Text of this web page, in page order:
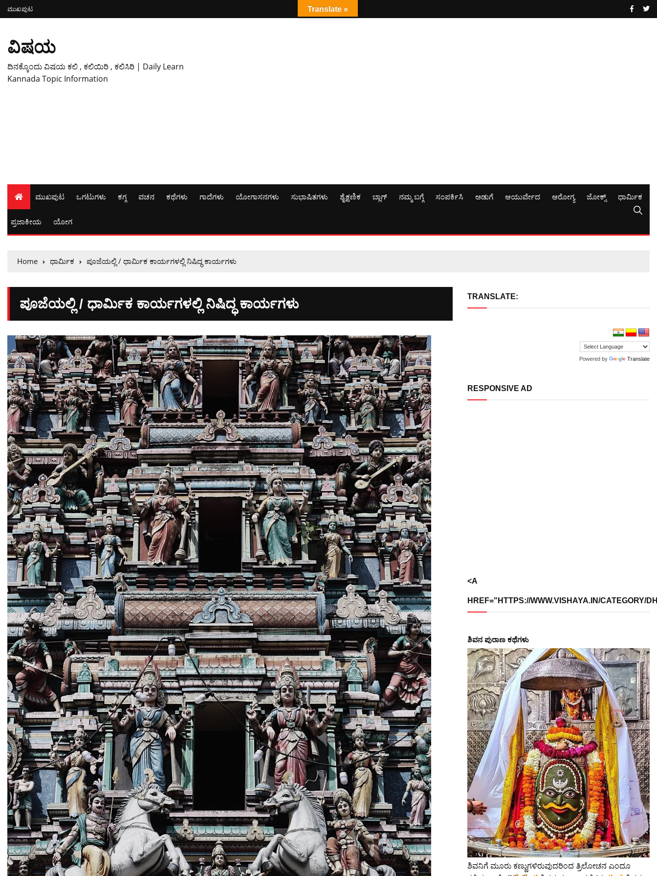
ಮುಖಪುಟ
ವಿಷಯ
ದಿನಕ್ಕೊಂದು ವಿಷಯ ಕಲಿ , ಕಲಿಯಿರಿ , ಕಲಿಸಿರಿ | Daily Learn
Kannada Topic Information
ಮುಖಪುಟ ಒಗಟುಗಳು ಕಗ್ಗ ವಚನ ಕಥೆಗಳು ಗಾದೆಗಳು ಯೋಗಾಸನಗಳು ಸುಭಾಷಿತಗಳು ಶೈಕ್ಷಣಿಕ ಬ್ಲಾಗ್ ನಮ್ಮ ಬಗ್ಗೆ ಸಂಪರ್ಕಿಸಿ ಅಡುಗೆ ಆಯುರ್ವೇದ ಆರೋಗ್ಯ ಜೋಕ್ಸ್ ಧಾರ್ಮಿಕ
ಪ್ರಜಾಕೀಯ ಯೋಗ
Home ಧಾರ್ಮಿಕ ಪೂಜೆಯಲ್ಲಿ / ಧಾರ್ಮಿಕ ಕಾರ್ಯಗಳಲ್ಲಿ ನಿಷಿದ್ಧ ಕಾರ್ಯಗಳು
ಪೂಜೆಯಲ್ಲಿ / ಧಾರ್ಮಿಕ ಕಾರ್ಯಗಳಲ್ಲಿ ನಿಷಿದ್ಧ ಕಾರ್ಯಗಳು TRANSLATE:
Powered by Translate
RESPONSIVE AD
<A
HREF="HTTPS://WWW.VISHAYA.IN/CATEGORY/
ಶಿವನ ಪುರಾಣ ಕಥೆಗಳು
ಶಿವನಿಗೆ ಮೂರು ಕಣ್ಣುಗಳಿರುವುದರಿಂದ ತ್ರಿಲೋಚನ ಎಂದೂ
Translate »